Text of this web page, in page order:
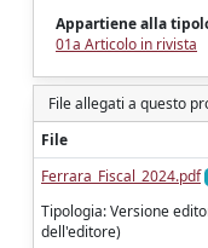
Appartiene alla
01a Articolo in rivista
File allegati a questo
File
Ferrara_Fiscal_2024.pdf
Tipologia: Versione
dell'editore)